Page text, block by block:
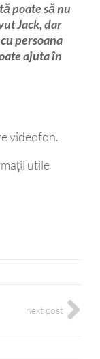
poate să nu
Jack, dar
persoana
ajuta în
videofon.
utile
next post